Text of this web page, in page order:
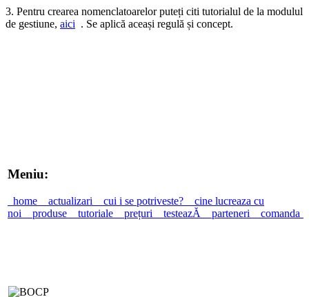
3. Pentru crearea nomenclatoarelor puteți citi tutorialul de la modulul
de gestiune, aici . Se aplică aceași regulă și concept.
Meniu:
home actualizari cui i se potriveste?
cine lucreaza cu
noi
produse tutoriale prețuri testeazĂ parteneri comanda